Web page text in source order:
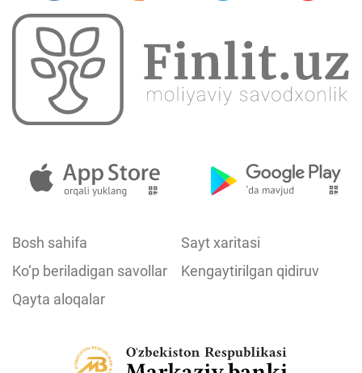
Bosh sahifa
Sayt xaritasi
Ko‘p beriladigan savollar
Kengaytirilgan qidiruv
Qayta aloqalar